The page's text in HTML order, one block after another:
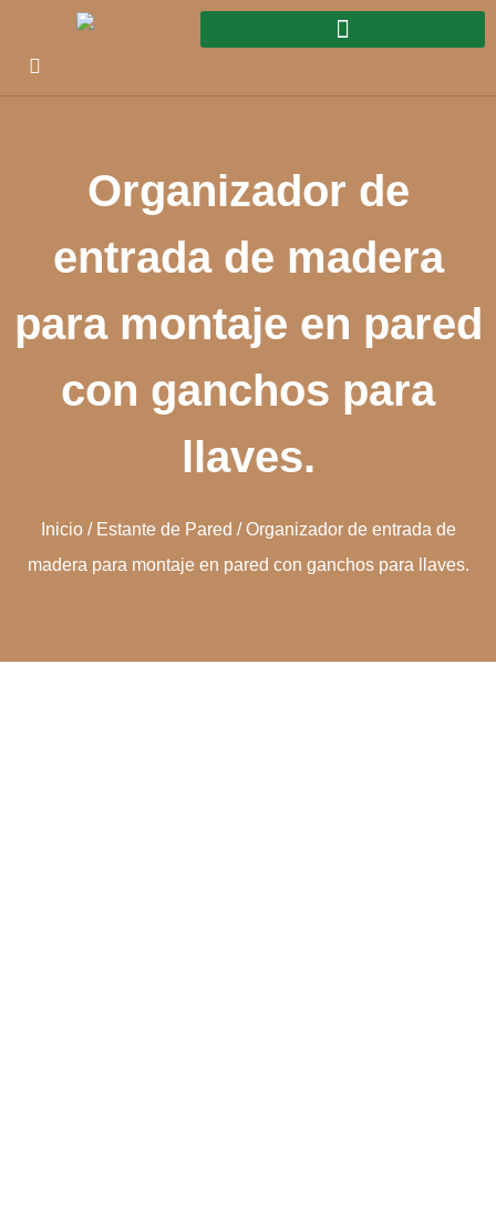
Organizador de
entrada de madera
para montaje en pared
con ganchos para
llaves.
Inicio/ Estante de Pared / Organizador de entrada de
madera para montaje en pared con ganchos para llaves.